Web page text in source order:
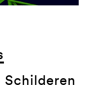
Schilderen